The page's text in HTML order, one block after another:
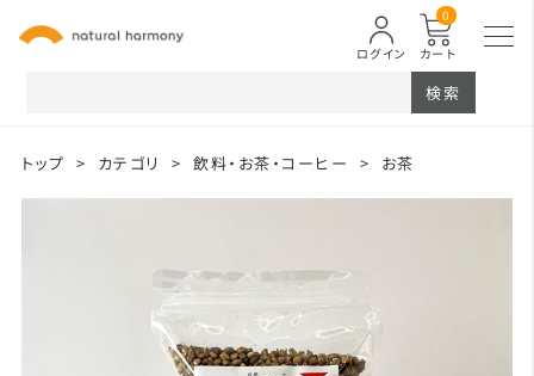
カート
0
ログイン
検索
トップ > カテゴリ > 飲料・お茶・コーヒー > お茶